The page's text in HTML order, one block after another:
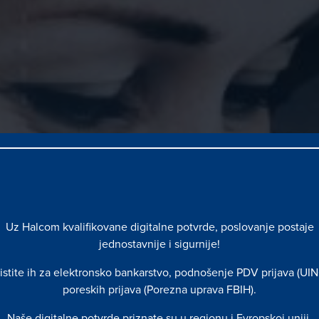
Uz Halcom kvalifikovane digitalne potvrde, poslovanje postaje
jednostavnije i sigurnije!
ih za elektronsko bankarstvo, podnošenje PDV prijava
poreskih prijava (Porezna uprava FBIH).